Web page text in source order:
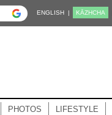
ENGLISH | KĀZHCHA
PHOTOS LIFESTYLE